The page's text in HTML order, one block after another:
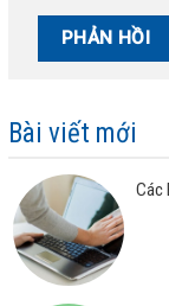
Bài viết mới
Các